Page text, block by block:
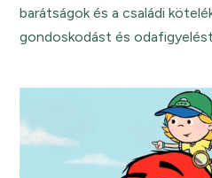
barátságok és a családi
gondoskodást és